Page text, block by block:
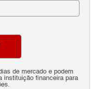
de mercado e podem
instituição financeira para